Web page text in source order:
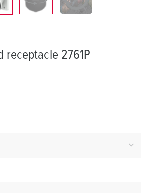
receptacle 2761P